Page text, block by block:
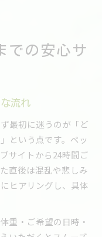
での安心サ
流れ
最初に迷うのが「ど
という点です。ペッ
サイトから24時間ご
直後は混乱や悲しみ
ヒアリングし、具体
重・ご希望の日時・